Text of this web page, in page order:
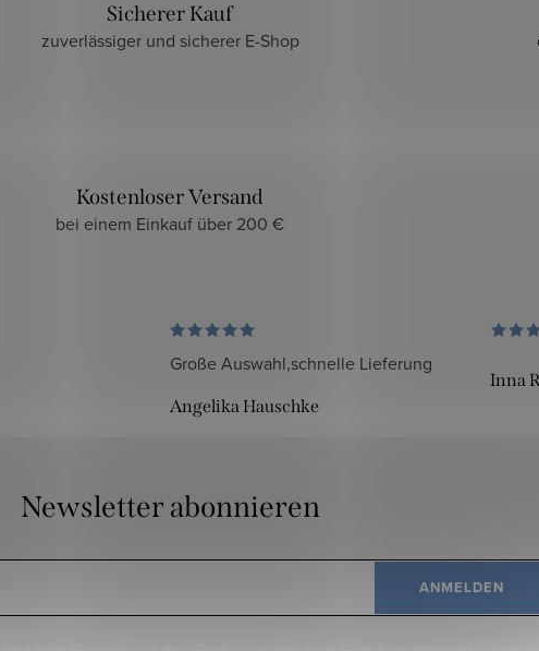
Sicherer Kauf
zuverlässiger und sicherer E-Shop
Kostenloser Versand
bei einem Einkauf über 200 €
Große Auswahl,schnelle Lieferung
Angelika Hauschke
Inna
Newsletter abonnieren
ANMELDEN